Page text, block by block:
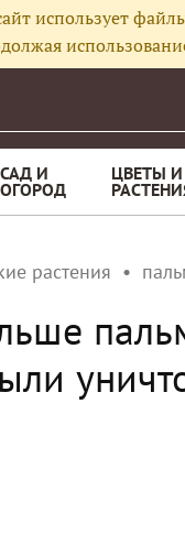
использует
САД И
ОГОРОД
ЦВЕТЫ И
растения